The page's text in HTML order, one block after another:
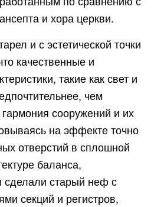
и хора церкви.
и с эстетической точки
качественные и
такие как свет и
чем
сооружений и их
на эффекте точно
отверстий в сплошной
баланса,
сделали старый неф с
секций и регистров,